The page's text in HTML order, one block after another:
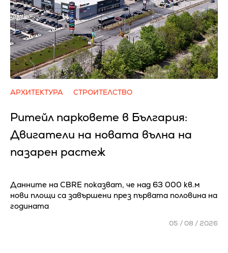
АРХИТЕКТУРА СТРОИТЕЛСТВО
Ритейл парковете в България:
Двигатели на новата вълна на
пазарен растеж
Данните на CBRE показват, че над 63 000 кв.м
нови площи са завършени през първата половина на
годината
05 / 08 / 2026